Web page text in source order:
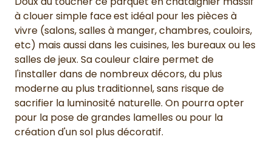
à clouer simple faceest idéal pour les pièces à
vivre (salons, salles à manger, chambres, couloirs,
etc) mais aussi dans les cuisines, les bureaux ou les
salles de jeux. Sa couleur claire permet de
l'installer dans de nombreux décors, du plus
moderne au plus traditionnel, sans risque de
sacrifier la luminosité naturelle. On pourra opter
pour la pose de grandes lamelles ou pour la
création d'un sol plus décoratif.